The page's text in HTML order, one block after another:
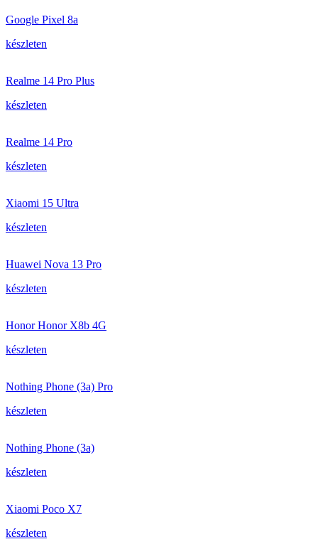
Google Pixel 8a
készleten
Realme 14 Pro Plus
készleten
Realme 14 Pro
készleten
Xiaomi 15 Ultra
készleten
Huawei Nova 13 Pro
készleten
Honor Honor X8b 4G
készleten
Nothing Phone (3a) Pro
készleten
Nothing Phone (3a)
készleten
Xiaomi Poco X7
készleten